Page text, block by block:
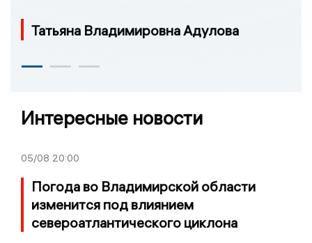
Татьяна Владимировна Адулова
Интересные новости
05/08 20:00
Погода во Владимирской области
изменится под влиянием
североатлантического циклона